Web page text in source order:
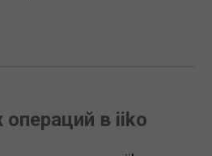
в iiko